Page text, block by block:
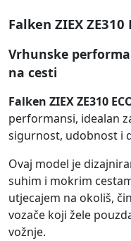
Falken ZIEX ZE310
Vrhunske
na cesti
Falken ZIEX ZE310
performansi, idealan
sigurnost, udobnost i
Ovaj model je
suhim i mokrim
utjecajem na okoliš,
vozače koji žele
vožnje.